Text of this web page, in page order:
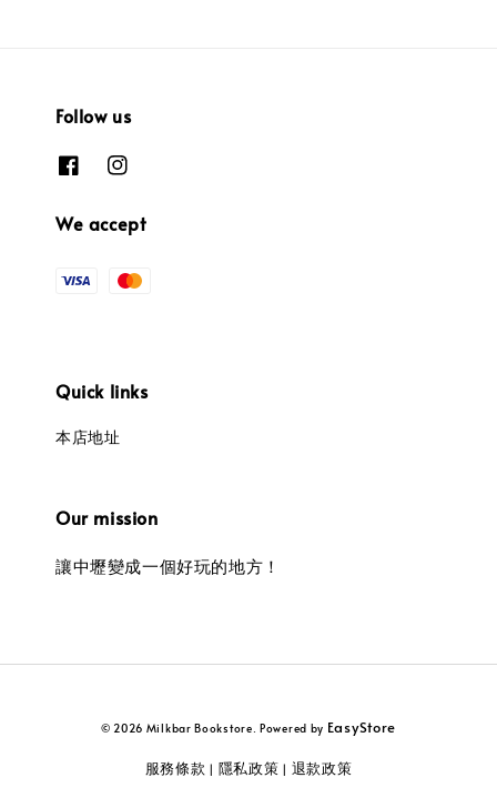
Follow us
We accept
Quick links
本店地址
Our mission
讓中壢變成一個好玩的地方！
© 2026 Milkbar Bookstore. Powered by EasyStore
服務條款 | 隱私政策 | 退款政策